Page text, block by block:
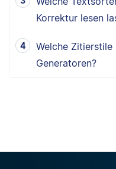
Korrektur lesen
Welche
Generatoren?